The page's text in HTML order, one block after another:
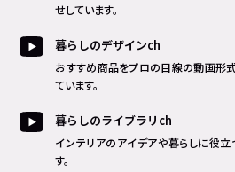
せしています。
暮らしのデザインch
おすすめ商品をプロの目線の動画形
ています。
暮らしのライブラリch
インテリアのアイデアや暮らしに役
す。